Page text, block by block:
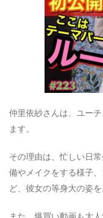
仲里依紗さんは、ユー
ます。
その理由は、忙しい日
備やメイクをする様子
ど、彼女の等身大の姿
また、爆買い動画も大